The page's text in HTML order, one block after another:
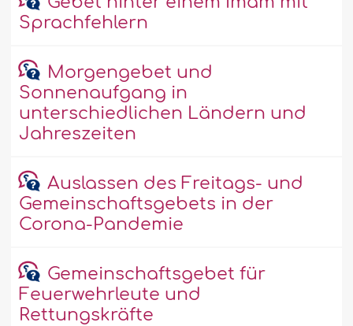
Sprachfehlern
Morgengebet und
Sonnenaufgang in
unterschiedlichen Ländern und
Jahreszeiten
Auslassen des Freitags- und
Gemeinschaftsgebets in der
Corona-Pandemie
Gemeinschaftsgebet für
Feuerwehrleute und
Rettungskräfte